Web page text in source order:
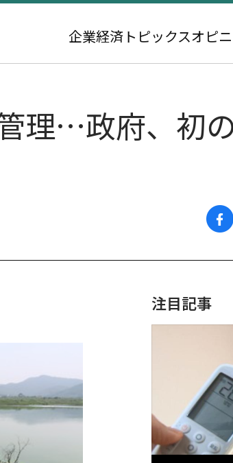
企業経済 トピックスオピ
理…政府、初
注目記事